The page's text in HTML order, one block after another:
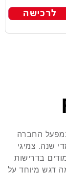
לרכישה
המותג מיוצרים מאז שנת 2007 במפעל החברה
צמיגים מדי שנה. צמיגי
בדרישות
דגש מיוחד על